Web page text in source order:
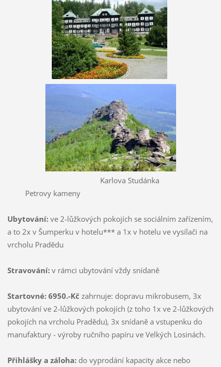
Karlova Studánka
Petrovy kameny
Ubytování:ve 2-lůžkových pokojích se sociálním zařízením,
a to 2x v Šumperku v hotelu*** a 1x v hotelu ve vysílači na
vrcholu Pradědu
Stravování: v rámci ubytování vždy snídaně
Startovné: 6950.-Kčzahrnuje: dopravu mikrobusem, 3x
ubytování ve 2-lůžkových pokojích (z toho 1x ve 2-lůžkových
pokojích na vrcholu Pradědu), 3x snídaně a vstupenku do
manufaktury - výroby ručního papíru ve Velkých Losinách.
Přihlášky a záloha:do vyprodání kapacity akce nebo